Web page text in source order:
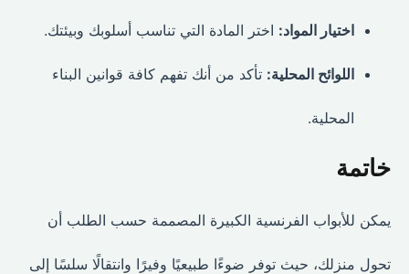
اختيار المواد:اختر المادة التي تناسب أسلوبك وبيئتك.
اللوائح المحلية:تأكد من أنك تفهم كافة قوانين البناء
المحلية.
خاتمة
يمكن للأبواب الفرنسية الكبيرة المصممة حسب الطلب أن
تحول منزلك، حيث توفر ضوءًا طبيعيًا وفيرًا وانتقالًا سلسًا إلى